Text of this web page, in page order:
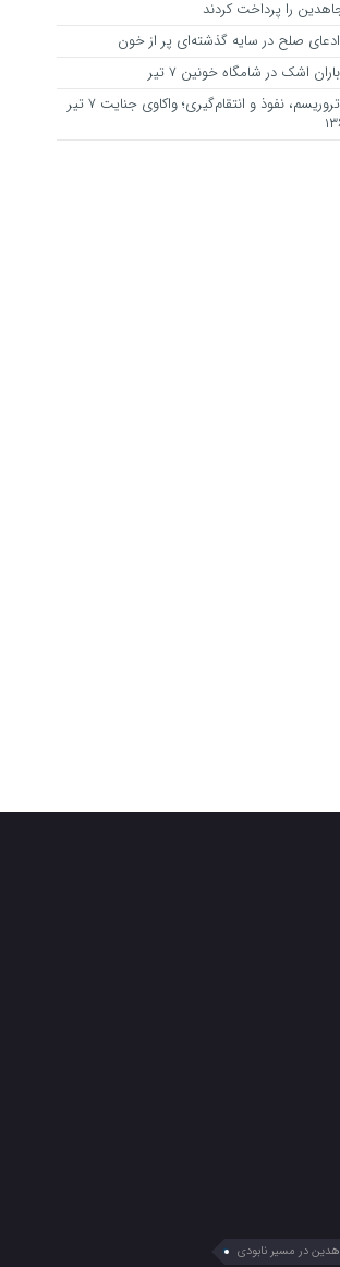
را پرداخت کردند
ادعای صلح در سایه گذشته‌ای پر از خون
باران اشک در شامگاه خونین 7 تیر
تروریسم، نفوذ و انتقام‌گیری؛ واکاوی جنایت ۷ تیر
در مسیر نابودی